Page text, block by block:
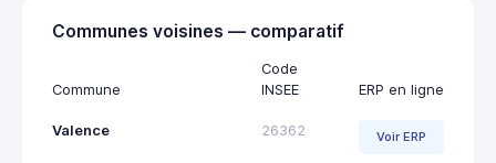
Communes voisines — comparatif
Commune
Code
INSEE
ERP en ligne
Valence 26362 Voir ERP